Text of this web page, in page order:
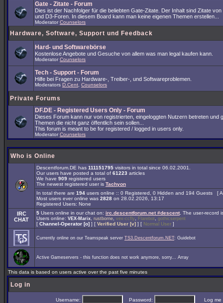
Gate - Zitate - Forum
Dies ist der Nachfolger für die beliebten Gate-Zitate. Der Inhalt sind Zitate
und D3-Foren. In diesem Board kann man keine eigenen Themen erstellen...
Moderator Counselors
Hardware, Software, Support und Feedback
Hard- und Softwarebörse
Kostenlose Angebote und Gesuche von allem was man legal kaufen kann.
Moderator Counselors
Tech - Support - Forum
Hilfe bei Fragen zu Hardware-, Treiber-, und Softwareproblemen.
Moderators D.Cent Counselors
Private Forums
DF.DE - Registered Users Only - Forum
Dieses Forum kann nur von registrierten, eingeloggten Nutzern betreten und
Themen die nicht ganz öffentlich sein sollen...
This forum is meant to be for registered / logged in users only.
Moderator Counselors
Who is Online
Descentforum.DE has 111151795 visitors in total since 06.02.2001.
Our users have posted a total of 61223 articles
We have 909 registered users
The newest registered user is Tachyon
In total there are 194 users online :: 0 Registered, 0 Hidden and 194 Guests [
Most users ever online was 2828 on 28.02.2026, 13:17
Registered Users: None
IRC
CHAT
5 Users online in our chat on: irc.descentforum.net #descent. The user-record
Users online: VEX-Marix rustborne vex-ccfly Flarebot gothicserpent
[ Channel-Operator [o] ] [ Verified User [v] ] [ Normal User ]
Currently online on our Teamspeak server TS3.Descentforum.NET: Guidebot
Active Gameservers - this function does not work anymore, sorry... Array
This data is based on users active over the past five minutes
Log in
Username: Password: Log me